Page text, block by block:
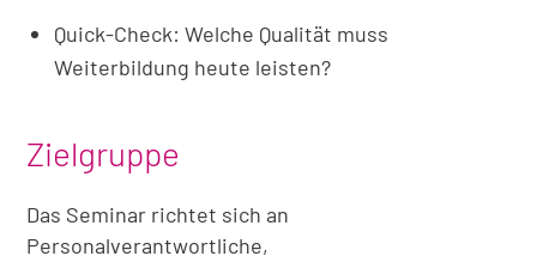
Quick-Check: Welche Qualität muss
Weiterbildung heute leisten?
Zielgruppe
Das Seminar richtet sich an
Personalverantwortliche,